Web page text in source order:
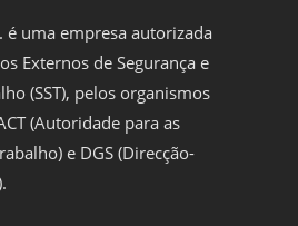
é uma empresa autorizada
Externos de Segurança e
(SST), pelos organismos
(Autoridade para as
e DGS (Direcção-